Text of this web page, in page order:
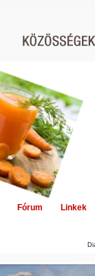
Fórum Linkek